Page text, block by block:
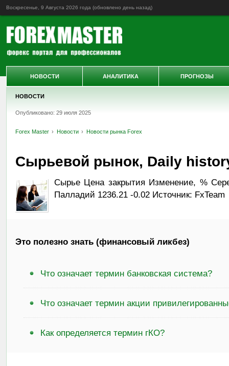
Воскресенье, 9 Августа 2026 года (обновлено день назад)
НОВОСТИ
Опубликовано: 29 июля 2025
Forex Master Новости Новости рынка Forex
Сырьевой рынок, Daily
Сырье Цена закрытия Изменение, %
Палладий 1236.21 -0.02 Источник: FxTeam
Это полезно знать (финансовый ликбез)
Что означает термин банковская система?
Что означает термин акции
Как определяется термин гКО?
НОВОСТИ АНАЛИТИКА ПРОГНОЗЫ